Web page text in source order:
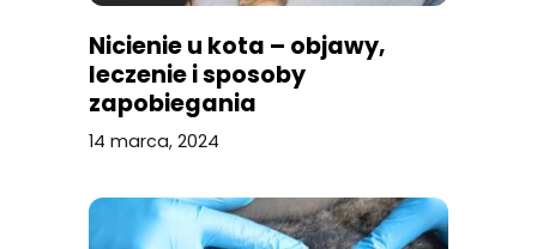
Nicienie u kota – objawy,
leczenie i sposoby
zapobiegania
14 marca, 2024